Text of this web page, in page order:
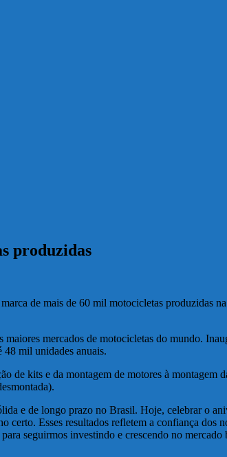
produzidas
de mais de 60 mil motocicletas produzidas
mercados de motocicletas do mundo.
48 mil unidades anuais.
de kits e da montagem de motores à montagem
e de longo prazo no Brasil. Hoje, celebrar o
certo. Esses resultados refletem a confiança dos
seguirmos investindo e crescendo no